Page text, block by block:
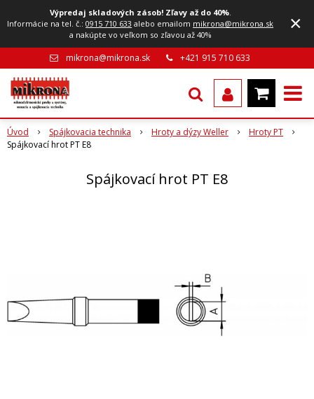
Výpredaj skladových zásob! Zľavy až do 40%.
Informácie na tel. č.:0915 710 633 alebo emailom mikrona@mikrona.sk
a nakúpte vo veľkom so zľavou až 40%
×
mikrona@mikrona.sk +421 915 710 633
Úvod Spájkovacia technika Hroty a dýzy Weller
Hroty PT
Spájkovací hrot PT E8
Spájkovací hrot PT E8